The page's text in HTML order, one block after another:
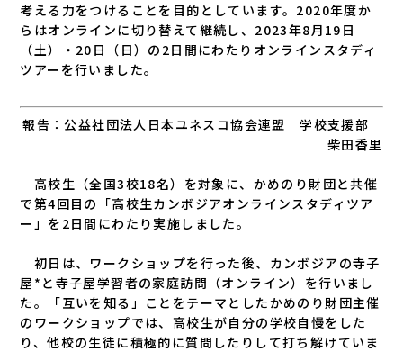
考える力をつけることを目的としています。2020年度か
らはオンラインに切り替えて継続し、2023年8月19日
（土）・20日（日）の2日間にわたりオンラインスタディ
ツアーを行いました。
報告：公益社団法人日本ユネスコ協会連盟 学校支援部
柴田香里
高校生（全国3校18名）を対象に、かめのり財団と共催
で第4回目の「高校生カンボジアオンラインスタディツア
ー」を2日間にわたり実施しました。
初日は、ワークショップを行った後、カンボジアの寺子
屋*と寺子屋学習者の家庭訪問（オンライン）を行いまし
た。「互いを知る」ことをテーマとしたかめのり財団主催
のワークショップでは、高校生が自分の学校自慢をした
り、他校の生徒に積極的に質問したりして打ち解けていま